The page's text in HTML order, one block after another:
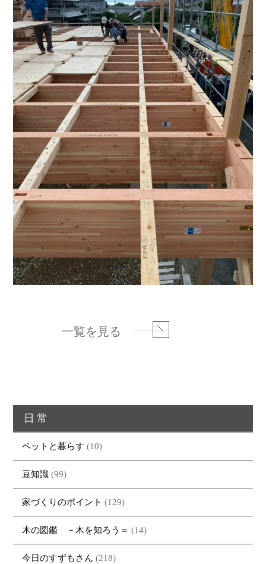
一覧を見る
日常
ペットと暮らす (10)
豆知識 (99)
家づくりのポイント (129)
木の図鑑 －木を知ろう＝ (14)
今日のすずもさん (218)